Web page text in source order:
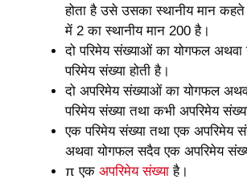
होता है उसे उसका स्थानीय मान
में 2 का स्थानीय मान 200 है।
दो परिमेय संख्याओं का योगफल
परिमेय संख्या होती है।
दो अपरिमेय संख्याओं का योगफल
परिमेय संख्या तथा कभी अपरिमेय
एक परिमेय संख्या तथा एक अपरिमेय
अथवा योगफल सदैव एक अपरिमेय
π एक अपरिमेय संख्या है।